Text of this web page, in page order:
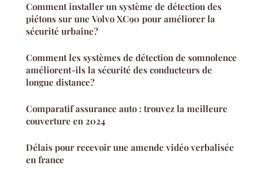
Comment installer un système de détection des
piétons sur une Volvo XC90 pour améliorer la
sécurité urbaine?
Comment les systèmes de détection de somnolence
améliorent-ils la sécurité des conducteurs de
longue distance?
Comparatif assurance auto : trouvez la meilleure
couverture en 2024
Délais pour recevoir une amende vidéo verbalisée
en france